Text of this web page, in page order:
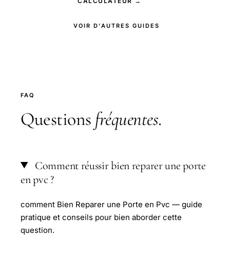
VOIR D'AUTRES GUIDES
FAQ
Questions fréquentes.
Comment réussir bien reparer une porte
en pvc ?
comment Bien Reparer une Porte en Pvc — guide
pratique et conseils pour bien aborder cette
question.